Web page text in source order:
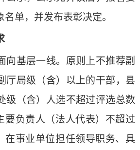
单，并发布表彰决定。
基层一线。原则上不推荐副
厅局级（含）以上的干部，县
级（含）人选不超过评选总数
要负责人（法人代表）不超过
在事业单位担任领导职务、具